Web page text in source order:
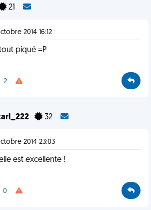
21
2014 16:12
piqué =P
2
32
2014 23:03
est excellente !
0